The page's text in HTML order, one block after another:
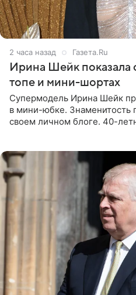
2 часа назад Газета.Ru
Ирина Шейк показала
топе и мини-шортах
Супермодель Ирина Шейк
в мини-юбке. Знаменитость
своем личном блоге. 40-